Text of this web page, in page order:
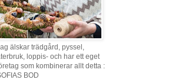
älskar trädgård, pyssel,
loppis- och har ett eget
som kombinerar allt detta :
BOD